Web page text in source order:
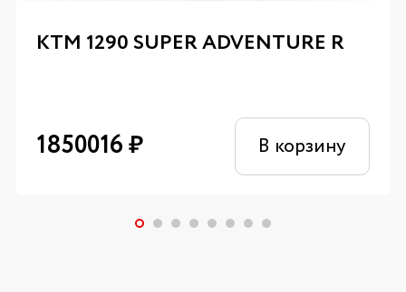
KTM 1290 SUPER ADVENTURE R
1850016₽ В корзину